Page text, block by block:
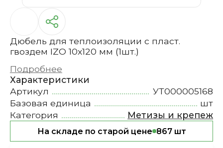
Дюбель для теплоизоляции с пласт.
гвоздем IZO 10х120 мм (1шт.)
Подробнее
Характеристики
Артикул
УТ000005168
Базовая единица
шт
Категория
Метизы и крепеж
На складе по старой цене 867 шт